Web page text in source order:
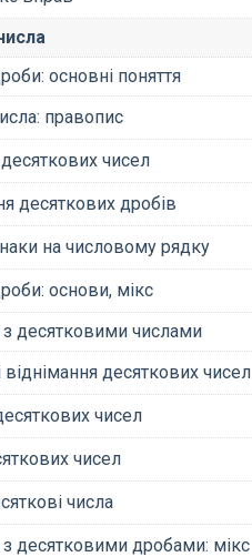
основні поняття
правопис
чисел
десяткових дробів
на числовому рядку
основи, мікс
десятковими числами
десяткових чисел
чисел
чисел
числа
десятковими дробами: мікс